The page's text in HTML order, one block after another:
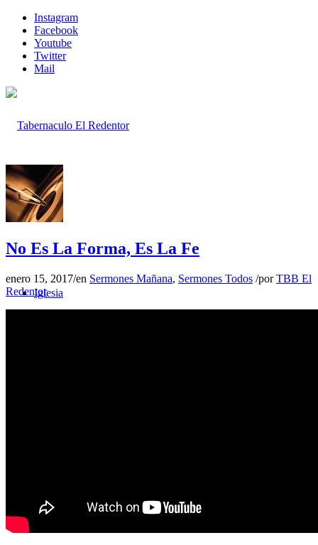
Instagram
Facebook
Youtube
Twitter
Mail
Inicio
Iglesia
No Es La Forma, Es La Fe
enero 15, 2017/en Sermones Mañana, Sermones Todos /porTBB El
Redentor